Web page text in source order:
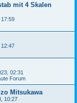
mit 4 Skalen
17:59
12:47
02:31
Forum
Mitsukawa
10:27